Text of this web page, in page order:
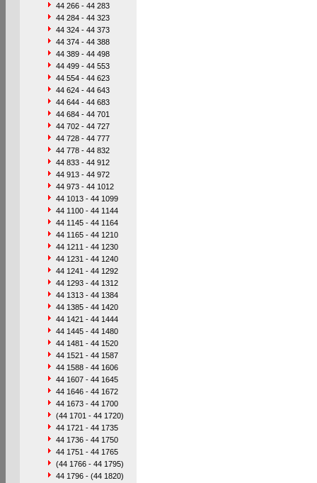
44 266 - 44 283
44 284 - 44 323
44 324 - 44 373
44 374 - 44 388
44 389 - 44 498
44 499 - 44 553
44 554 - 44 623
44 624 - 44 643
44 644 - 44 683
44 684 - 44 701
44 702 - 44 727
44 728 - 44 777
44 778 - 44 832
44 833 - 44 912
44 913 - 44 972
44 973 - 44 1012
44 1013 - 44 1099
44 1100 - 44 1144
44 1145 - 44 1164
44 1165 - 44 1210
44 1211 - 44 1230
44 1231 - 44 1240
44 1241 - 44 1292
44 1293 - 44 1312
44 1313 - 44 1384
44 1385 - 44 1420
44 1421 - 44 1444
44 1445 - 44 1480
44 1481 - 44 1520
44 1521 - 44 1587
44 1588 - 44 1606
44 1607 - 44 1645
44 1646 - 44 1672
44 1673 - 44 1700
(44 1701 - 44 1720)
44 1721 - 44 1735
44 1736 - 44 1750
44 1751 - 44 1765
(44 1766 - 44 1795)
44 1796 - (44 1820)